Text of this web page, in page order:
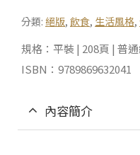
分類: 絕版, 飲食, 生活風格,
規格：平裝 | 208頁 | 普
ISBN：9789869632041
內容簡介